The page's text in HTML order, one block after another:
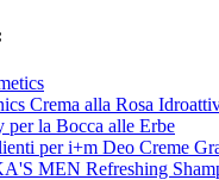
Crema alla Rosa
per la Bocca alle Erbe
per i+m Deo Creme
MEN Refreshing